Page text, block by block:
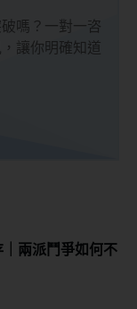
嗎？一對一咨
讓你明確知道
｜兩派鬥爭如何不